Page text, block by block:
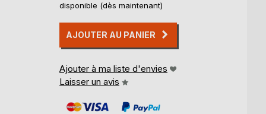
disponible (dès maintenant)
AJOUTER AU PANIER
Ajouter à ma liste d'envies
Laisser un avis